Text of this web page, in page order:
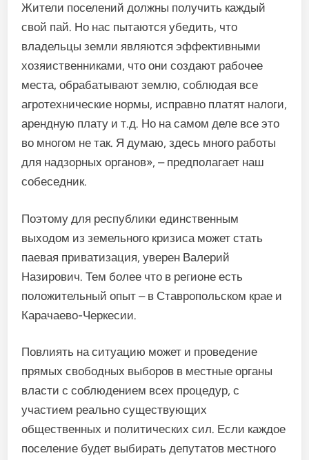
Жители поселений должны получить каждый
свой пай. Но нас пытаются убедить, что
владельцы земли являются эффективными
хозяиственниками, что они создают рабочее
места, обрабатывают землю, соблюдая все
агротехнические нормы, исправно платят налоги,
арендную плату и т.д. Но на самом деле все это
во многом не так. Я думаю, здесь много работы
для надзорных органов», – предполагает наш
собеседник.
Поэтому для республики единственным
выходом из земельного кризиса может стать
паевая приватизация, уверен Валерий
Назирович. Тем более что в регионе есть
положительный опыт – в Ставропольском крае и
Карачаево-Черкесии.
Повлиять на ситуацию может и проведение
прямых свободных выборов в местные органы
власти с соблюдением всех процедур, с
участием реально существующих
общественных и политических сил. Если каждое
поселение будет выбирать депутатов местного